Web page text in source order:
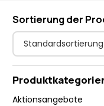
Sortierung der
Aktionsangebote